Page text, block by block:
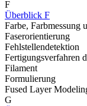
F
Überblick F
Farbe, Farbmessung
Faserorientierung
Fehlstellendetektion
Fertigungsverfahren
Filament
Formulierung
Fused Layer
G